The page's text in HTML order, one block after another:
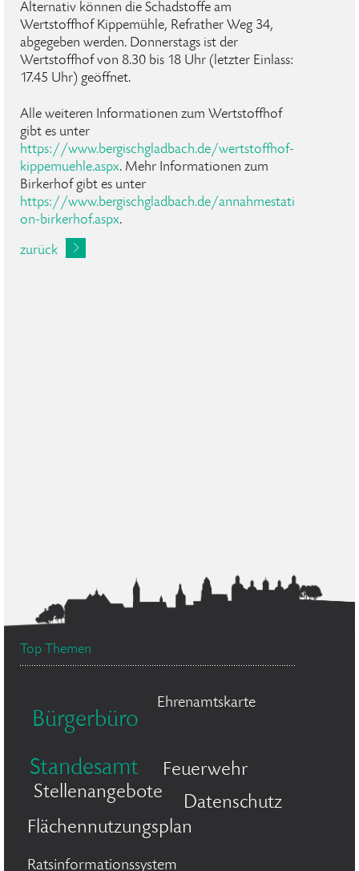
Alternativ können die Schadstoffe am
Wertstoffhof Kippemühle, Refrather Weg 34,
abgegeben werden. Donnerstags ist der
Wertstoffhof von 8.30 bis 18 Uhr (letzter Einlass:
17.45 Uhr) geöffnet.
Alle weiteren Informationen zum Wertstoffhof
gibt es unter
https://www.bergischgladbach.de/wertstoffhof-
kippemuehle.aspx. Mehr Informationen zum
Birkerhof gibt es unter
https://www.bergischgladbach.de/annahmestati
on-birkerhof.aspx.
zurück
Top Themen
Bürgerbüro
Ehrenamtskarte
Standesamt
Feuerwehr
Stellenangebote
Datenschutz
Flächennutzungsplan
Ratsinformationssystem